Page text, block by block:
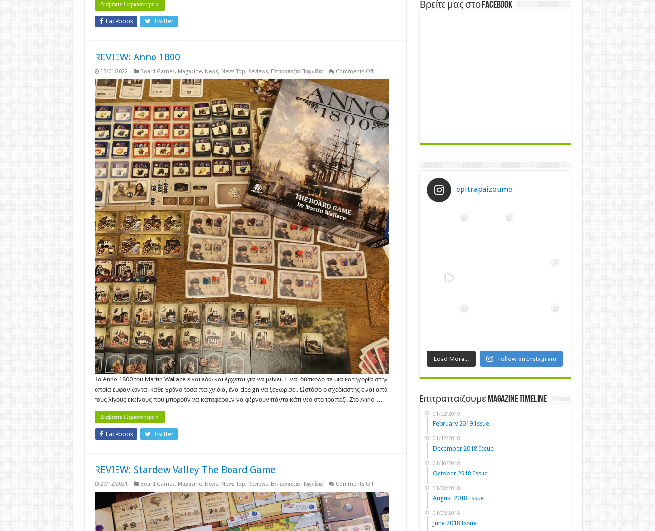
Διαβάστε Περισσότερα »
Facebook Twitter
REVIEW: Anno 1800
15/01/2022 Board Games, Magazine, News, News Top, Reviews, Επιτραπέζια Παιχνίδια Comments Offon
Το Anno 1800 του Martin Wallace είναι εδώ και έρχεται για να μείνει. Είναι δύσκολο σε μια κατηγορία στην
οποία εμφανίζονται κάθε χρόνο τόσα παιχνίδια, ένα design να ξεχωρίσει. Ωστόσο ο σχεδιαστής είναι από
τους λίγους εκείνους που μπορούν να καταφέρουν να φέρνουν πάντα κάτι νέο στο τραπέζι. Στο Anno …
Διαβάστε Περισσότερα »
Facebook Twitter
REVIEW: Stardew Valley The Board Game
29/12/2021 Board Games, Magazine, News, News Top, Reviews, Επιτραπέζια Παιχνίδια Comments Offon
Stardew
Valley
The
Board
Game
Βρείτε μας στο Facebook
epitrapaizoume
Load More... Follow on Instagram
Eπιτραπαίζουμε Magazine Timeline
01/02/2019
February 2019 Issue
01/12/2018
December 2018 Issue
01/10/2018
October 2018 Issue
01/08/2018
August 2018 Issue
01/06/2018
June 2018 Issue